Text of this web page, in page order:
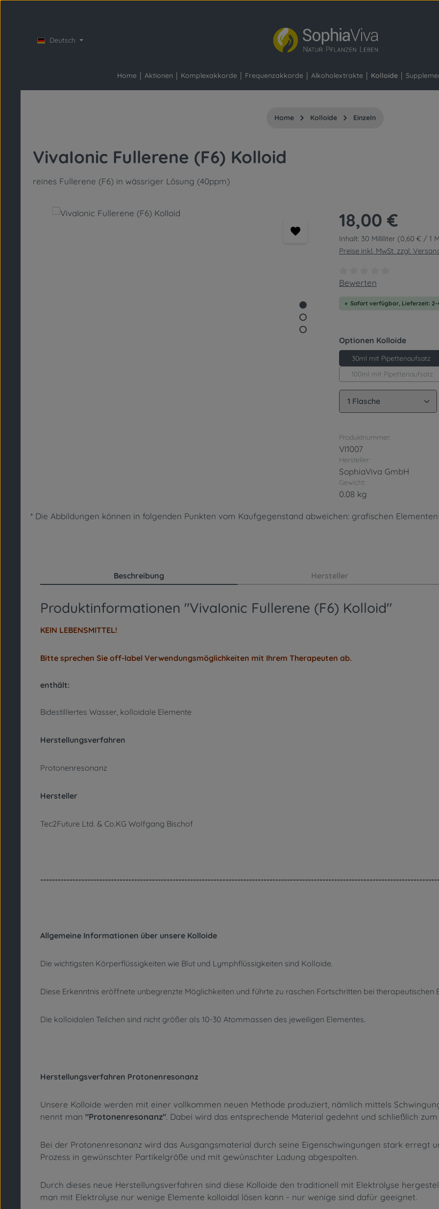
Deutsch
Home Aktionen Komplexakkorde Frequenzakkorde Alkoholextrakte Kolloide
Home Kolloide Einzeln
VivaIonic Fullerene (F6) Kolloid
reines Fullerene (F6) in wässriger Lösung (40ppm)
Bildergalerie überspringen Regulärer Preis:
18,00 €
Inhalt: 30 Milliliter (0,60 € / 1
Preise inkl. MwSt. zzgl.
Durchschnittliche
Bewerten
Sofort verfügbar, Lieferzeit: 2-
Optionen Kolloide
30ml mit Pipettenaufsatz
100ml mit Pipettenaufsatz
Produkt Anzahl:
Produktnummer:
VI1007
Hersteller:
SophiaViva GmbH
Gewicht:
0.08 kg
* Die Abbildungen können in folgenden Punkten vom Kaufgegenstand abweichen: grafischen Elementen
Beschreibung Hersteller
Produktinformationen "VivaIonic Fullerene (F6) Kolloid"
KEIN LEBENSMITTEL!
Bitte sprechen Sie off-label Verwendungsmöglichkeiten mit Ihrem Therapeuten ab.
enthält:
Bidestilliertes Wasser, kolloidale Elemente
Herstellungsverfahren
Protonenresonanz
Hersteller
Tec2Future Ltd. & Co.KG Wolfgang Bischof
Allgemeine Informationen über unsere Kolloide
Die wichtigsten Körperflüssigkeiten wie Blut und Lymphflüssigkeiten sind Kolloide.
Diese Erkenntnis eröffnete unbegrenzte Möglichkeiten und führte zu raschen Fortschritten bei therapeutischen
Die kolloidalen Teilchen sind nicht größer als 10-30 Atommassen des jeweiligen Elementes.
Herstellungsverfahren Protonenresonanz
Unsere Kolloide werden mit einer vollkommen neuen Methode produziert, nämlich mittels
nennt man "Protonenresonanz". Dabei wird das entsprechende Material gedehnt und schließlich
Bei der Protonenresonanz wird das Ausgangsmaterial durch seine Eigenschwingungen stark erregt
Prozess in gewünschter Partikelgröße und mit gewünschter Ladung abgespalten.
Durch dieses neue Herstellungsverfahren sind diese Kolloide den traditionell mit Elektrolyse
man mit Elektrolyse nur wenige Elemente kolloidal lösen kann - nur wenige sind dafür geeignet.